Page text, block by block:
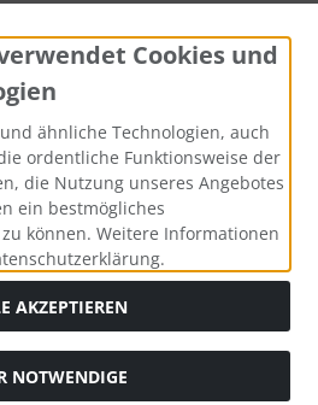
Cookies und
ähnliche Technologien, auch
ordentliche Funktionsweise der
die Nutzung unseres Angebotes
ein bestmögliches
können. Weitere Informationen
AKZEPTIEREN
NOTWENDIGE